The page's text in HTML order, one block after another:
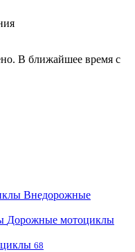
В ближайшее время с
Внедорожные
Дорожные мотоциклы
68